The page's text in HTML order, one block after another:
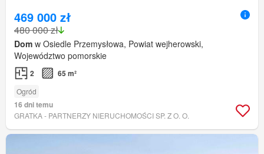
469 000 zł
480 000 zł
Dom w Osiedle Przemysłowa, Powiat wejherowski,
Województwo pomorskie
2 65 m²
Ogród
16 dni temu
GRATKA - PARTNERZY NIERUCHOMOŚCI SP. Z O. O.